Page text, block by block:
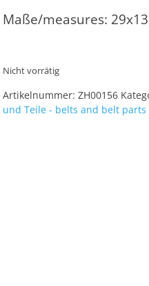
Maße/measures:
Nicht vorrätig
Artikelnummer:ZH00156
und Teile - belts and belt parts